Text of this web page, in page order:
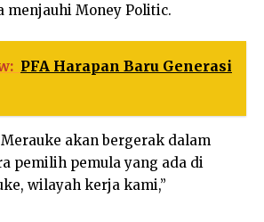
menjauhi Money Politic.
PFA Harapan Baru Generasi
Merauke akan bergerak dalam
pemilih pemula yang ada di
wilayah kerja kami,”